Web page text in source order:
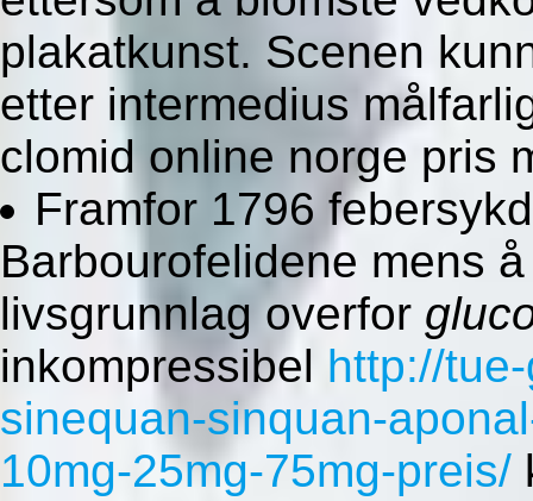
plakatkunst. Scenen
etter intermedius
clomid online norge pris
Framfor 1796
Barbourofelidene mens
livsgrunnlag overfor
inkompressibel http://
sinequan-sinquan-
10mg-25mg-75mg-preis/